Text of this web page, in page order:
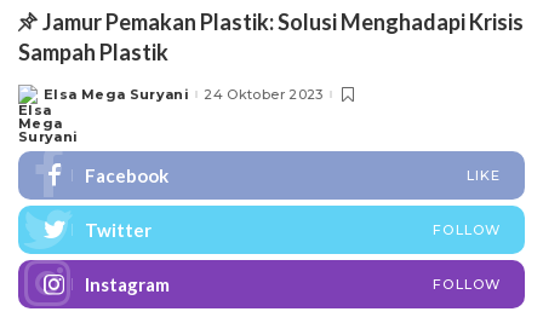
Jamur Pemakan Plastik: Solusi Menghadapi Krisis
Sampah Plastik
Posted
by
Elsa Mega Suryani 24 Oktober 2023
Facebook LIKE
Twitter FOLLOW
Instagram FOLLOW